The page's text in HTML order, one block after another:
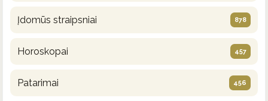
Įdomūs straipsniai 878
Horoskopai 457
Patarimai 456